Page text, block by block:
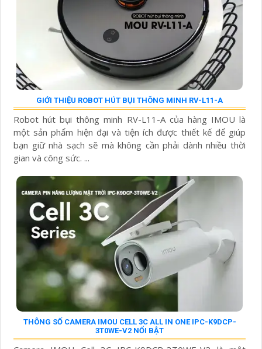
GIỚI THIỆU ROBOT HÚT BỤI THÔNG MINH RV-L11-A
Robot hút bụi thông minh RV-L11-A của hàng IMOU là
một sản phẩm hiện đại và tiện ích được thiết kế để giúp
bạn giữ nhà sạch sẽ mà không cần phải dành nhiều thời
gian và công sức. ...
THÔNG SỐ CAMERA IMOU CELL 3C ALL IN ONE IPC-K9DCP-
3T0WE-V2 NỔI BẬT